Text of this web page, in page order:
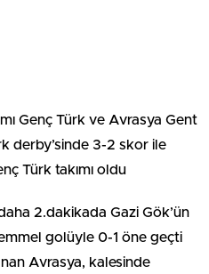
Genç Türk ve Avrasya Gent
derby’sinde 3-2 skor ile
Türk takımı oldu
2.dakikada Gazi Gök’ün
golüyle 0-1 öne geçti
Avrasya, kalesinde